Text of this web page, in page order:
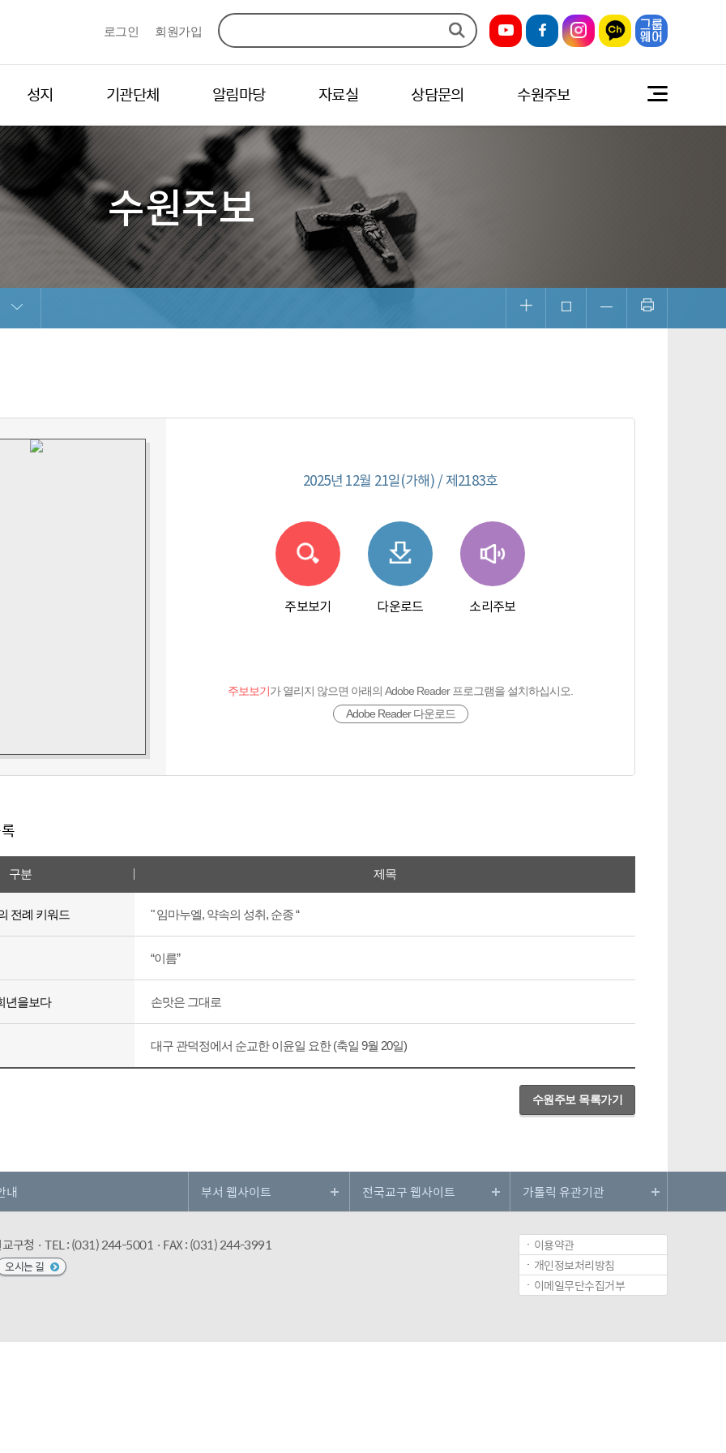
로그인 회원가입
성지 기관단체 알림마당 자료실 상담문의 수원주보
수원주보
2025년 12월 21일(가해) / 제2183호
PDF로 보기
주보보기
다운로드
다운로드
소리주보
소리주보
주보보기가 열리지 않으면 아래의 Adobe Reader 프로그램을 설치하십시오.
Adobe Reader 다운로드
구분 제목
전례 키워드 " 임마누엘, 약속의 성취, 순종 “
“이름”
년을보다 손맛은 그대로
대구 관덕정에서 순교한 이윤일 요한 (축일 9월 20일)
수원주보 목록가기
내
구청 · TEL : (031) 244-5001 · FAX : (031) 244-3991
오시는 길
이용약관
개인정보처리방침
이메일무단수집거부